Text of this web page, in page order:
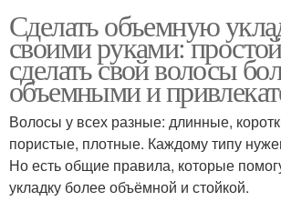
Сделать объемную
своими руками:
сделать свой волосы
объемными и
Волосы у всех разные: длинные,
пористые, плотные. Каждому типу
Но есть общие правила, которые
укладку более объёмной и стойкой.